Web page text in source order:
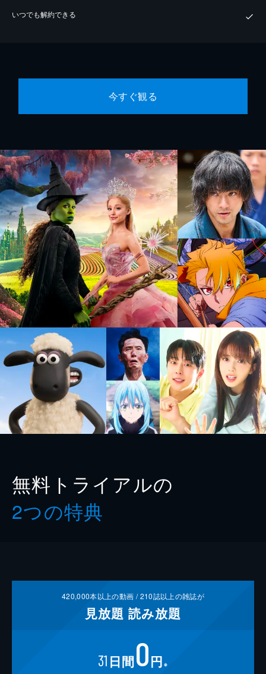
いつでも解約できる
今すぐ観る
無料トライアルの
2つの特典
420,000本以上の動画 /210誌以上の雑誌が
見放題 読み放題
31 日間0円 ※